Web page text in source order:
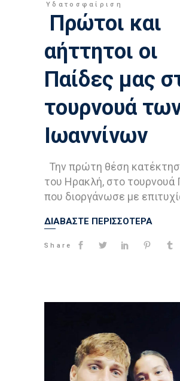
Υδατοσφαίριση
Πρώτοι και
αήττητοι οι
Παίδες μας
τουρνουά
Ιωαννίνων
Την πρώτη θέση
του Ηρακλή, στο τουρνουά
που διοργάνωσε με
ΔΙΑΒΑΣΤΕ ΠΕΡΙΣΣΟΤΕΡΑ
Share